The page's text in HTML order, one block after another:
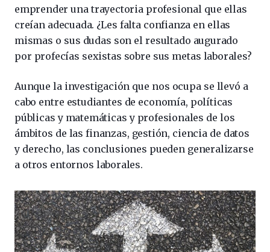
emprender una trayectoria profesional que ellas
creían adecuada. ¿Les falta confianza en ellas
mismas o sus dudas son el resultado augurado
por profecías sexistas sobre sus metas laborales?
Aunque la investigación que nos ocupa se llevó a
cabo entre estudiantes de economía, políticas
públicas y matemáticas y profesionales de los
ámbitos de las finanzas, gestión, ciencia de datos
y derecho, las conclusiones pueden generalizarse
a otros entornos laborales.